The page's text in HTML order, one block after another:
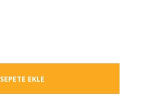
SEPETE EKLE